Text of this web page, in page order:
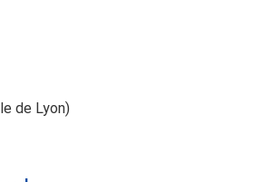
de Lyon)